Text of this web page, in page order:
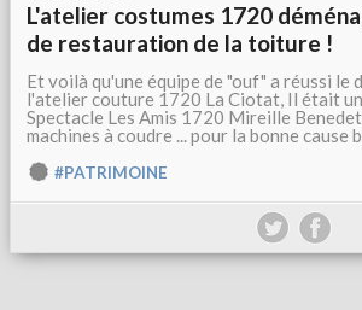
L'atelier costumes 1720
de restauration de la toiture !
Et voilà qu'une équipe de "ouf" a réussi le
l'atelier couture 1720 La Ciotat, Il était
Spectacle Les Amis 1720 Mireille
machines à coudre ... pour la bonne cause
#PATRIMOINE